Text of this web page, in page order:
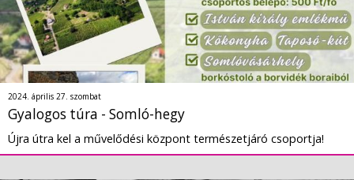
2024. április 27. szombat
Gyalogos túra - Somló-hegy
Újra útra kel a művelődési központ természetjáró csoportja!